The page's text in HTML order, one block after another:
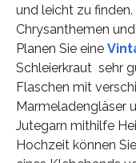
und leicht zu
Chrysanthemen
Planen Sie eine
Schleierkraut sehr
Flaschen mit
Marmeladengläser
Jutegarn mithilfe
Hochzeit können